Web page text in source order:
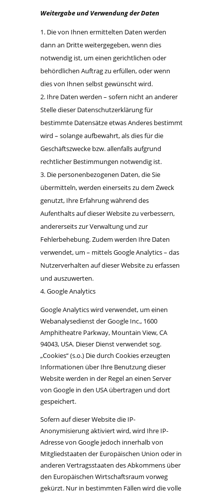
Weitergabe und Verwendung der Daten
Die von Ihnen ermittelten Daten werden
dann an Dritte weitergegeben, wenn dies
notwendig ist, um einen gerichtlichen oder
behördlichen Auftrag zu erfüllen, oder wenn
dies von Ihnen selbst gewünscht wird.
Ihre Daten werden – sofern nicht an anderer
Stelle dieser Datenschutzerklärung für
bestimmte Datensätze etwas Anderes bestimmt
wird – solange aufbewahrt, als dies für die
Geschäftszwecke bzw. allenfalls aufgrund
rechtlicher Bestimmungen notwendig ist.
Die personenbezogenen Daten, die Sie
übermitteln, werden einerseits zu dem Zweck
genutzt, Ihre Erfahrung während des
Aufenthalts auf dieser Website zu verbessern,
andererseits zur Verwaltung und zur
Fehlerbehebung. Zudem werden Ihre Daten
verwendet, um – mittels Google Analytics – das
Nutzerverhalten auf dieser Website zu erfassen
und auszuwerten.
Google Analytics
Google Analytics wird verwendet, um einen
Webanalysedienst der Google Inc., 1600
Amphitheatre Parkway, Mountain View, CA
94043, USA. Dieser Dienst verwendet sog.
„Cookies“ (s.o.) Die durch Cookies erzeugten
Informationen über Ihre Benutzung dieser
Website werden in der Regel an einen Server
von Google in den USA übertragen und dort
gespeichert.
Sofern auf dieser Website die IP-
Anonymisierung aktiviert wird, wird Ihre IP-
Adresse von Google jedoch innerhalb von
Mitgliedstaaten der Europäischen Union oder in
anderen Vertragsstaaten des Abkommens über
den Europäischen Wirtschaftsraum vorweg
gekürzt. Nur in bestimmten Fällen wird die volle